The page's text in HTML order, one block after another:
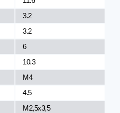
3.2
3.2
6
10.3
M4
4.5
M2,5x3,5